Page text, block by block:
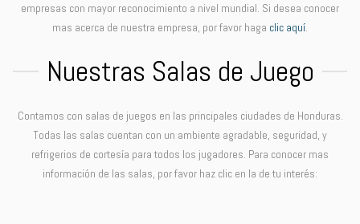
empresas con mayor reconocimiento a nivel mundial. Si desea conocer
mas acerca de nuestra empresa, por favor haga clic aquí.
Nuestras Salas de Juego
Contamos con salas de juegos en las principales ciudades de Honduras.
Todas las salas cuentan con un ambiente agradable, seguridad, y
refrigerios de cortesía para todos los jugadores. Para conocer mas
información de las salas, por favor haz clic en la de tu interés: